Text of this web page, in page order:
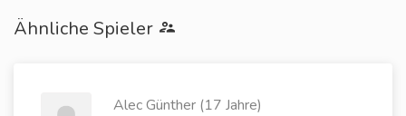
Ähnliche Spieler
Alec Günther (17 Jahre)